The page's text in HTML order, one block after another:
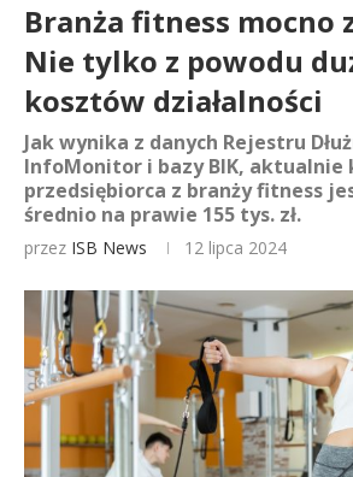
Branża fitness mocno
Nie tylko z powodu
kosztów działalności
Jak wynika z danych Rejestru
InfoMonitor i bazy BIK, aktualnie
przedsiębiorca z branży fitness
średnio na prawie 155 tys. zł.
przez ISB News 12 lipca 2024